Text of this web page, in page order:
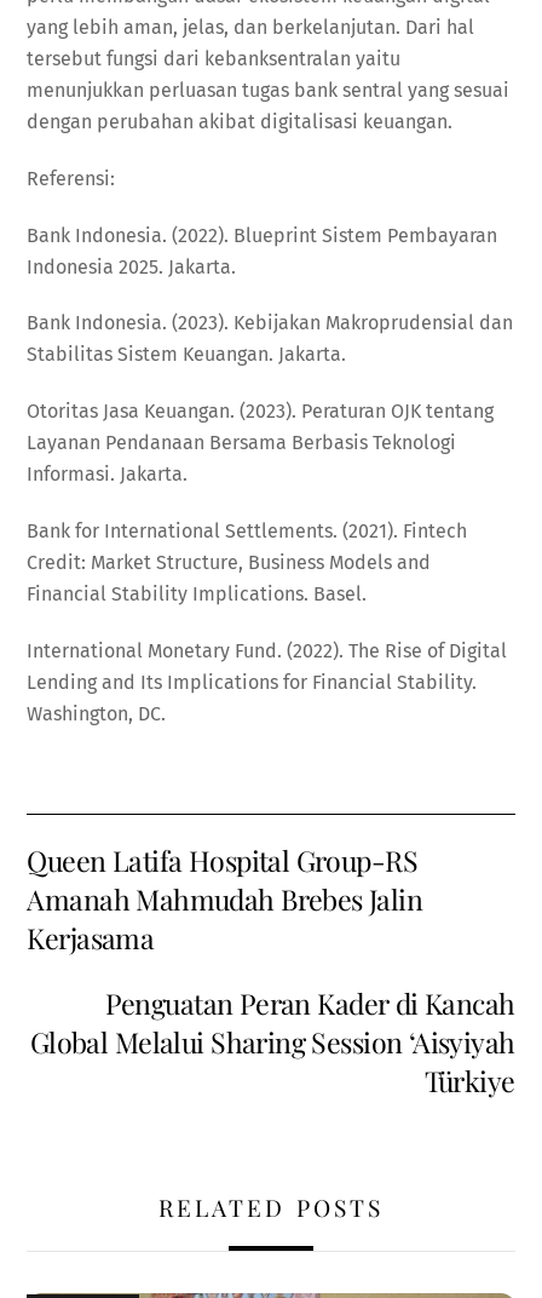
yang lebih aman, jelas, dan berkelanjutan. Dari hal
tersebut fungsi dari kebanksentralan yaitu
menunjukkan perluasan tugas bank sentral yang sesuai
dengan perubahan akibat digitalisasi keuangan.
Referensi:
Bank Indonesia. (2022). Blueprint Sistem Pembayaran
Indonesia 2025. Jakarta.
Bank Indonesia. (2023). Kebijakan Makroprudensial dan
Stabilitas Sistem Keuangan. Jakarta.
Otoritas Jasa Keuangan. (2023). Peraturan OJK tentang
Layanan Pendanaan Bersama Berbasis Teknologi
Informasi. Jakarta.
Bank for International Settlements. (2021). Fintech
Credit: Market Structure, Business Models and
Financial Stability Implications. Basel.
International Monetary Fund. (2022). The Rise of Digital
Lending and Its Implications for Financial Stability.
Washington, DC.
Queen Latifa Hospital Group-RS
Amanah Mahmudah Brebes Jalin
Kerjasama
Penguatan Peran Kader di Kancah
Global Melalui Sharing Session ‘Aisyiyah
Türkiye
RELATED POSTS